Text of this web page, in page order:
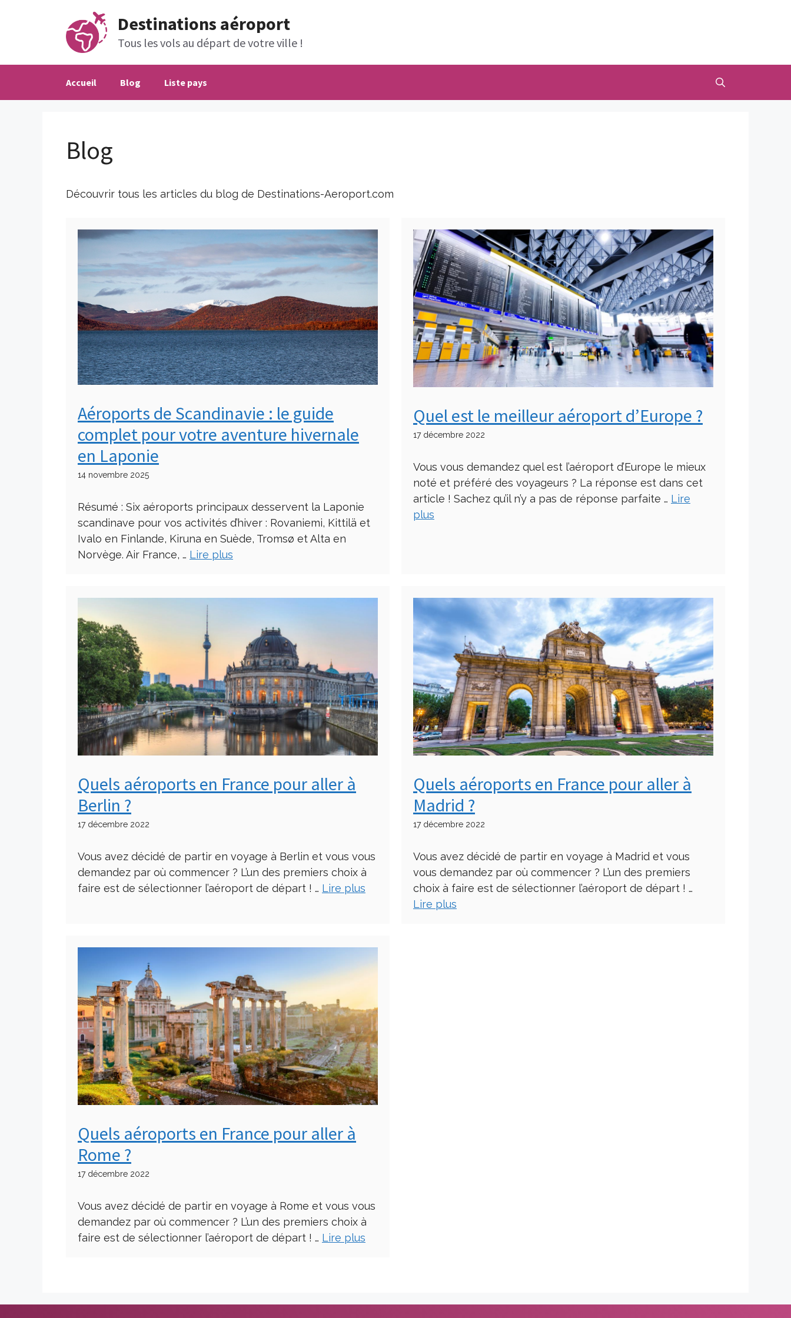
Destinations aéroport
Tous les vols au départ de votre ville !
Accueil Blog Liste pays
Blog
Découvrir tous les articles du blog de Destinations-Aeroport.com
Aéroports de Scandinavie : le guide
complet pour votre aventure hivernale
en Laponie
14 novembre 2025
Résumé : Six aéroports principaux desservent la Laponie
scandinave pour vos activités d’hiver : Rovaniemi, Kittilä et
Ivalo en Finlande, Kiruna en Suède, Tromsø et Alta en
Norvège. Air France, … Lire plus
Quel est le meilleur aéroport d’Europe ?
17 décembre 2022
Vous vous demandez quel est l’aéroport d’Europe le mieux
noté et préféré des voyageurs ? La réponse est dans cet
article ! Sachez qu’il n’y a pas de réponse parfaite … Lire
plus
Quels aéroports en France pour aller à
Berlin ?
17 décembre 2022
Vous avez décidé de partir en voyage à Berlin et vous vous
demandez par où commencer ? L’un des premiers choix à
faire est de sélectionner l’aéroport de départ ! … Lire plus
Quels aéroports en France pour aller à
Madrid ?
17 décembre 2022
Vous avez décidé de partir en voyage à Madrid et vous
vous demandez par où commencer ? L’un des premiers
choix à faire est de sélectionner l’aéroport de départ ! …
Lire plus
Quels aéroports en France pour aller à
Rome ?
17 décembre 2022
Vous avez décidé de partir en voyage à Rome et vous vous
demandez par où commencer ? L’un des premiers choix à
faire est de sélectionner l’aéroport de départ ! … Lire plus